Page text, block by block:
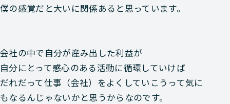
僕の感覚だと大いに関係あると思っています。
会社の中で自分が産み出した利益が
自分にとって感心のある活動に循環していけば
だれだって仕事（会社）をよくしていこうって気に
もなるんじゃないかと思うからなのです。